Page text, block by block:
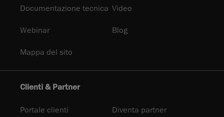
Documentazione tecnica Video
Webinar Blog
Mappa del sito
Clienti & Partner
Portale clienti Diventa partner